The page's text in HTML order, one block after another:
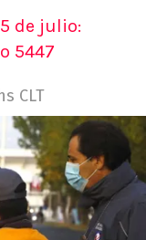
de julio:
5447
CLT